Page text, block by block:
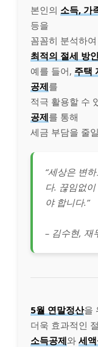
본인의 소득, 가
등을
꼼꼼히 분석하여
최적의 절세 방
예를 들어, 주택
공제를
적극 활용할 수
공제를 통해
세금 부담을 줄
“세상은 변
다. 끊임없
야 합니다.”
– 김수현, 재
5월 연말정산을
더욱 효과적인
소득공제와 세